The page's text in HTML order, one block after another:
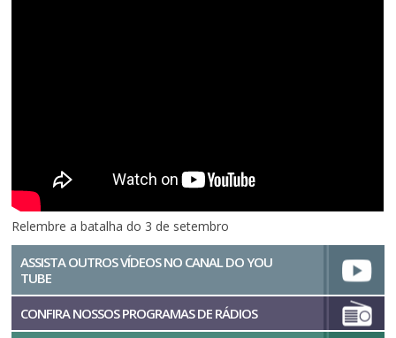
Relembre a batalha do 3 de setembro
ASSISTA OUTROS VÍDEOS NO CANAL DO YOU
TUBE
CONFIRA NOSSOS PROGRAMAS DE RÁDIOS